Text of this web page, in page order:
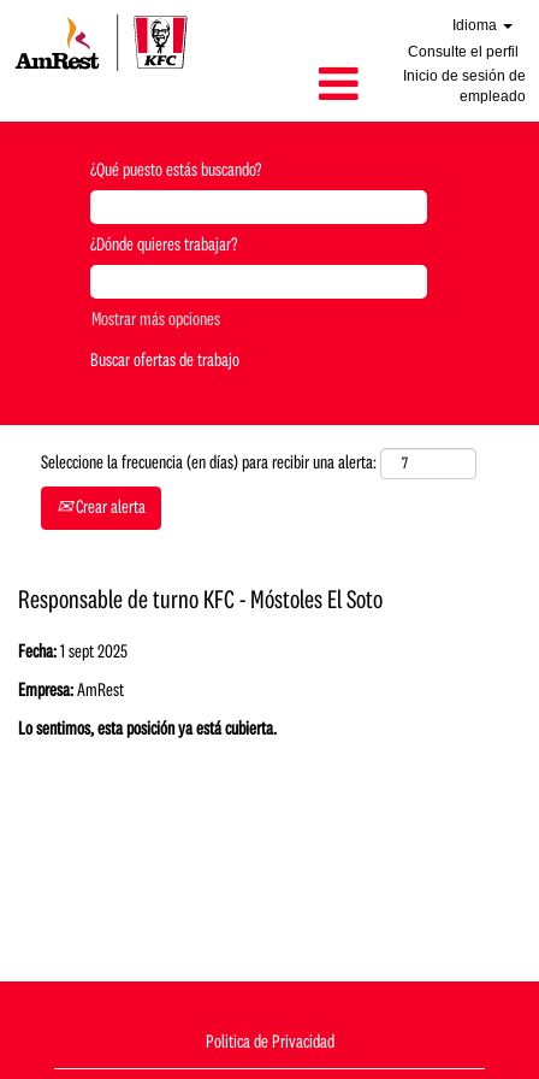
Idioma
Consulte el perfil
Inicio de sesión de
empleado
¿Qué puesto estás buscando?
¿Dónde quieres trabajar?
Mostrar más opciones
Seleccione la frecuencia (en días) para recibir una alerta:
Crear alerta
Responsable de turno KFC - Móstoles El Soto
Fecha:1 sept 2025
Empresa:AmRest
Lo sentimos, esta posición ya está cubierta.
Politica de Privacidad